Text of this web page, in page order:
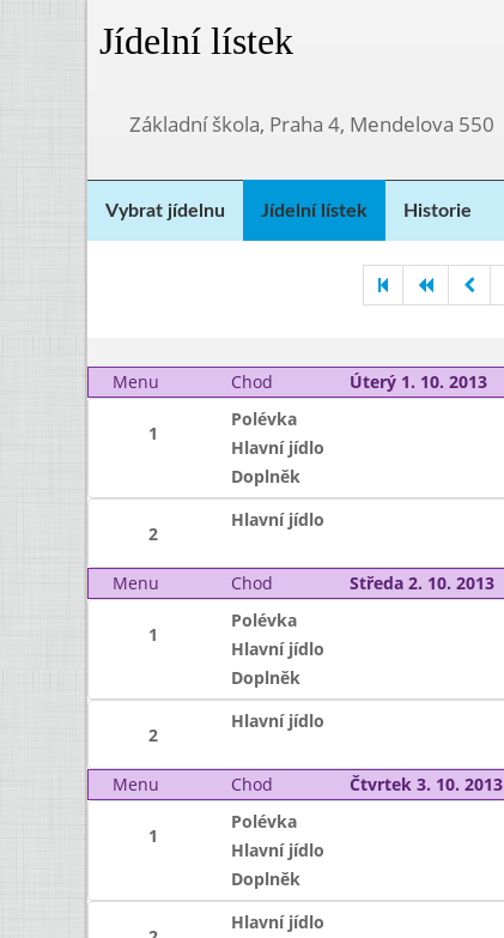
Jídelní lístek
Základní škola, Praha 4, Mendelova 550
Vybrat jídelnu Jídelní lístek Historie
Menu
Chod Úterý 1. 10. 2013
1
Polévka
Hlavní jídlo
Doplněk
2
Hlavní jídlo
Menu Chod Středa 2. 10. 2013
1
Polévka
Hlavní jídlo
Doplněk
2
Hlavní jídlo
Menu Chod Čtvrtek 3. 10. 2013
1
Polévka
Hlavní jídlo
Doplněk
Hlavní jídlo